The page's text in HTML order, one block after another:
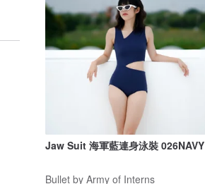
Jaw Suit 海軍藍連身泳裝 026NAVY
Bullet by Army of Interns